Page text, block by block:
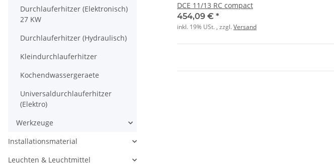
DCE 11/13 RC compact
454,09 € *
inkl. 19% USt. , zzgl.Versand
Durchlauferhitzer (Elektronisch)
27 KW
Durchlauferhitzer (Hydraulisch)
Kleindurchlauferhitzer
Kochendwassergeraete
Universaldurchlauferhitzer
(Elektro)
Werkzeuge
Installationsmaterial
Leuchten & Leuchtmittel